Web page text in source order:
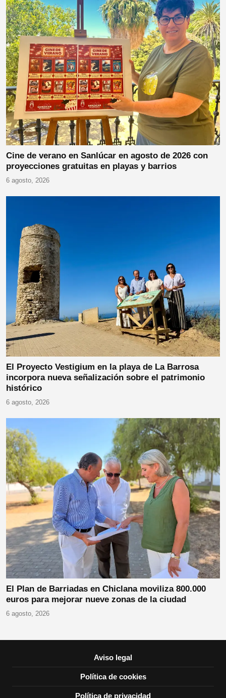
Cine de verano en Sanlúcar en agosto de 2026 con
proyecciones gratuitas en playas y barrios
6 agosto, 2026
El Proyecto Vestigium en la playa de La Barrosa
incorpora nueva señalización sobre el patrimonio
histórico
6 agosto, 2026
El Plan de Barriadas en Chiclana moviliza 800.000
euros para mejorar nueve zonas de la ciudad
6 agosto, 2026
Aviso legal
Política de cookies
Política de privacidad